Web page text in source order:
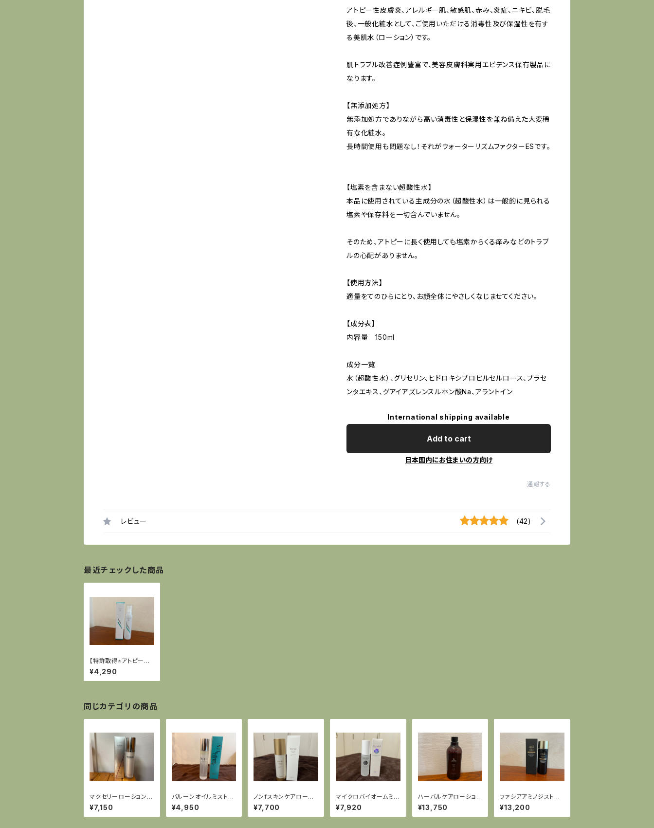
アトピー性皮膚炎、アレルギー肌、敏感肌、赤み、炎症、ニキビ、脱毛
後、一般化粧水として、ご使用いただける消毒性及び保湿性を有す
る美肌水（ローション）です。
肌トラブル改善症例豊富で、美容皮膚科実用エビデンス保有製品に
なります。
【無添加処方】
無添加処方でありながら高い消毒性と保湿性を兼ね備えた大変稀
有な化粧水。
長時間使用も問題なし！それがウォーターリズムファクターESです。
【塩素を含まない超酸性水】
本品に使用されている主成分の水（超酸性水）は一般的に見られる
塩素や保存料を一切含んでいません。
そのため、アトピーに長く使用しても塩素からくる痒みなどのトラブ
ルの心配がありません。
【使用方法】
適量をてのひらにとり、お顔全体にやさしくなじませてください。
【成分表】
内容量 150ml
成分一覧
水（超酸性水）、グリセリン、ヒドロキシプロピルセルロース、プラセ
ンタエキス、グアイアズレンスルホン酸Na、アラントイン
International shipping available
Add to cart
日本国内にお住まいの方向け
通報する
レビュー (42)
最近チェックした商品
【特許取得⭐︎アトピーに
悩む方必見‼︎】ウォータ
ーリズムファクターES
¥4,290
同じカテゴリの商品
マクセリーローション
（化粧水）幹細胞シリー
ズ
¥7,150
バルーンオイルミスト91
1
¥4,950
ノンfスキンケアローシ
ョン
¥7,700
マイクロバイオームミス
ト（メイクの上からでも
補水ok）
¥7,920
ハーバルケアローション
【500ml】
¥13,750
ファシアアミノジストロ
ーション チノザメソッ
ド×ファシア
¥13,200